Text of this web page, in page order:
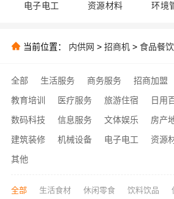
电子电工 资源材料 环境
当前位置： 内供网 > 招商机 > 食品餐饮
全部 生活服务 商务服务 招商加盟
教育培训
医疗服务 旅游住宿 日用
数码科技
信息服务 文体娱乐 房产
建筑装修
机械设备 电子电工 资源
其他
全部 生活食材 休闲零食 饮料饮品